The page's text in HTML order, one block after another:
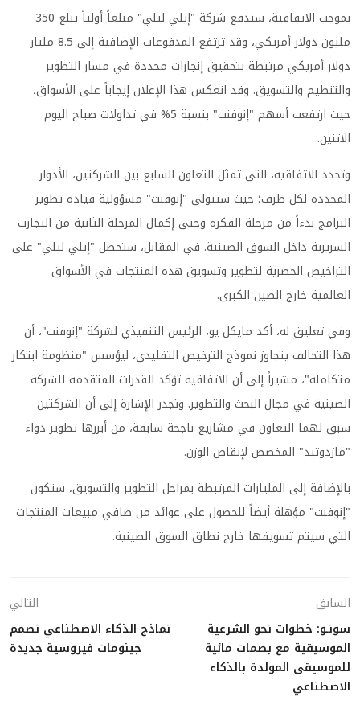
بموجب الاتفاقية، ستدفع شركة "إيلي ليلي" مبلغاً أولياً يبلغ 350
مليون دولار أمريكي، وقد ترتفع المدفوعات الإضافية إلى 8.5 مليار
دولار أمريكي مرتبطة بتحقيق إنجازات محددة في مسار التطوير
والتنظيم والتسويق. وقد انعكس هذا الإعلان إيجاباً على الأسواق،
حيث ارتفعت أسهم "إنوفنت" بنسبة 5% في تداولات صباح اليوم
الاثنين.
وتحدد الاتفاقية، التي تمثل التعاون السابع بين الشركتين، الأدوار
المحددة لكل طرف؛ حيث ستتولى "إنوفنت" مسؤولية قيادة تطوير
البرامج بدءاً من مرحلة الفكرة وحتى إكمال المرحلة الثانية من التجارب
السريرية داخل السوق الصينية. في المقابل، ستحصل "إيلي ليلي" على
التراخيص الحصرية لتطوير وتسويق هذه المنتجات في الأسواق
العالمية خارج الصين الكبرى.
وفي تعليق له، أكد مايكل يو، الرئيس التنفيذي لشركة "إنوفنت"، أن
هذا التحالف يتجاوز نموذج الترخيص التقليدي، ليؤسس "منظومة ابتكار
متكاملة"، مشيراً إلى أن الاتفاقية تؤكد القدرات المتقدمة للشركة
الصينية في مجال البحث والتطوير. وتجدر الإشارة إلى أن الشركتين
سبق لهما التعاون في مشاريع ناجحة سابقة، من أبرزها تطوير دواء
"مازدوتيد" المخصص لإنقاص الوزن.
بالإضافة إلى المليارات المرتبطة بمراحل التطوير والتسويق، ستكون
"إنوفنت" مؤهلة أيضاً للحصول على عوائد من صافي مبيعات المنتجات
التي سيتم تسويقها خارج نطاق السوق الصينية.
السابق
سونـو: خطوات نحو الشرعية
الموسيقية مع بصمات مائية
للموسيقى المولدة بالذكاء
الاصطناعي
التالي
نماذج الذكاء الاصطناعي تصمم
جينومات فيروسية جديدة